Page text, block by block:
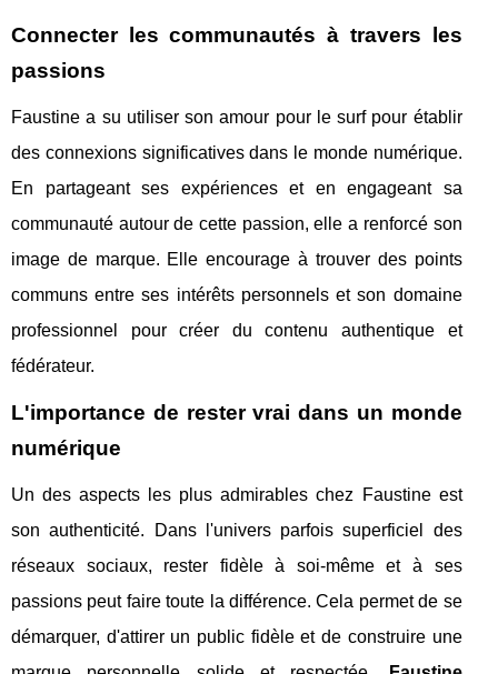
Connecter les communautés à travers les
passions
Faustine a su utiliser son amour pour le surf pour établir
des connexions significatives dans le monde numérique.
En partageant ses expériences et en engageant sa
communauté autour de cette passion, elle a renforcé son
image de marque. Elle encourage à trouver des points
communs entre ses intérêts personnels et son domaine
professionnel pour créer du contenu authentique et
fédérateur.
L'importance de rester vrai dans un monde
numérique
Un des aspects les plus admirables chez Faustine est
son authenticité. Dans l'univers parfois superficiel des
réseaux sociaux, rester fidèle à soi-même et à ses
passions peut faire toute la différence. Cela permet de se
démarquer, d'attirer un public fidèle et de construire une